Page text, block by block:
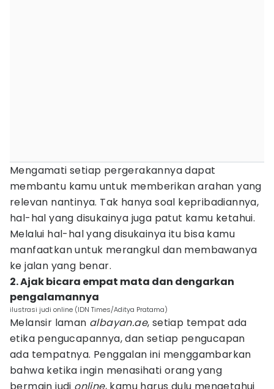
Mengamati setiap pergerakannya dapat
membantu kamu untuk memberikan arahan yang
relevan nantinya. Tak hanya soal kepribadiannya,
hal-hal yang disukainya juga patut kamu ketahui.
Melalui hal-hal yang disukainya itu bisa kamu
manfaatkan untuk merangkul dan membawanya
ke jalan yang benar.
2. Ajak bicara empat mata dan dengarkan
pengalamannya
ilustrasi judi online (IDN Times/Aditya Pratama)
Melansir laman albayan.ae, setiap tempat ada
etika pengucapannya, dan setiap pengucapan
ada tempatnya. Penggalan ini menggambarkan
bahwa ketika ingin menasihati orang yang